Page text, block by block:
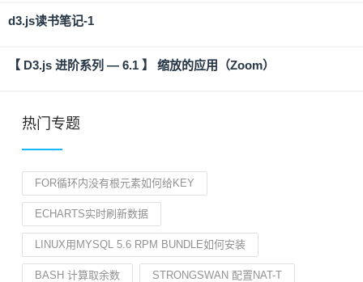
d3.js读书笔记-1
【 D3.js 进阶系列 — 6.1 】 缩放的应用（Zoom）
热门专题
FOR循环内没有根元素如何给KEY
ECHARTS实时刷新数据
LINUX用MYSQL 5.6 RPM BUNDLE如何安装
BASH 计算取余数 STRONGSWAN 配置NAT-T